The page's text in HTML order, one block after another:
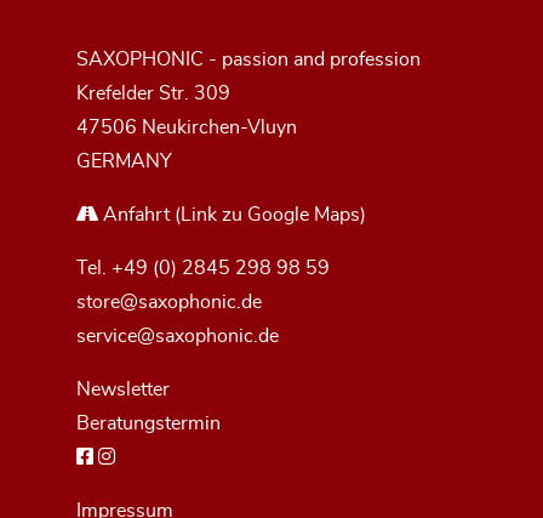
SAXOPHONIC - passion and profession
Krefelder Str. 309
47506 Neukirchen-Vluyn
GERMANY
Anfahrt(Link zu Google Maps)
Tel. +49 (0) 2845 298 98 59
store@saxophonic.de
service@saxophonic.de
Newsletter
Beratungstermin
Impressum